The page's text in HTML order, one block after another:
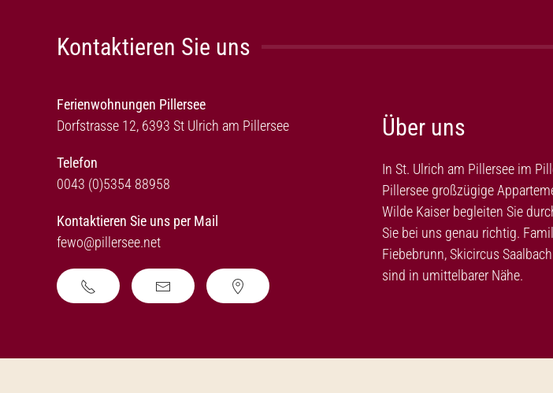
Kontaktieren Sie uns
Ferienwohnungen Pillersee
Dorfstrasse 12, 6393 St Ulrich am Pillersee
Telefon
0043 (0)5354 88958
Kontaktieren Sie uns per Mail
fewo@pillersee.net
Über uns
In St. Ulrich am Pillersee im
Pillersee großzügige
Wilde Kaiser begleiten Sie
Sie bei uns genau richtig.
Fiebebrunn, Skicircus
sind in umittelbarer Nähe.